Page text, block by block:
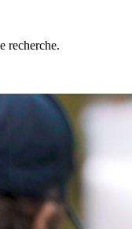
recherche.